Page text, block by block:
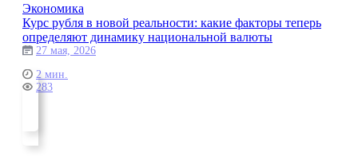
Экономика
Курс рубля в новой реальности: какие факторы теперь
определяют динамику национальной валюты
27 мая, 2026
2 мин.
283